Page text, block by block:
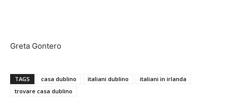
Greta Gontero
TAGS casa dublino italiani dublino
italiani in irlanda
trovare casa dublino